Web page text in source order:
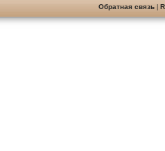
Обратная связь